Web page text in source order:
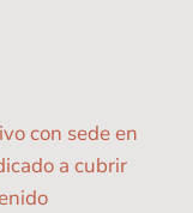
con sede en
a cubrir